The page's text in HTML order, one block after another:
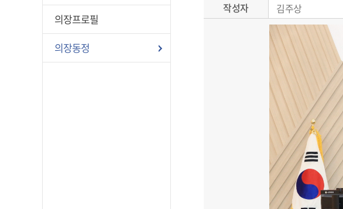
의장프로필
의장동정
작성자
김주상